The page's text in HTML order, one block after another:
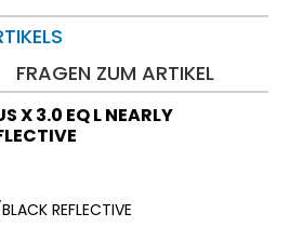
FRAGEN ZUM ARTIKEL
X 3.0 EQ L NEARLY
REFLECTIVE